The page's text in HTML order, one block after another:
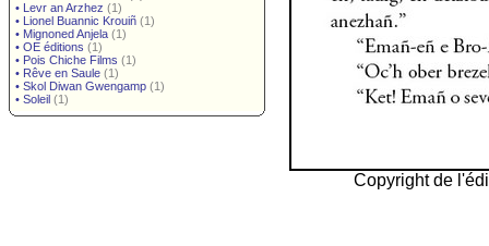
• Levr an Arzhez (1)
• Lionel Buannic Krouiñ (1)
• Mignoned Anjela (1)
• OE éditions (1)
• Pois Chiche Films (1)
• Rêve en Saule (1)
• Skol Diwan Gwengamp (1)
• Soleil (1)
Copyright de